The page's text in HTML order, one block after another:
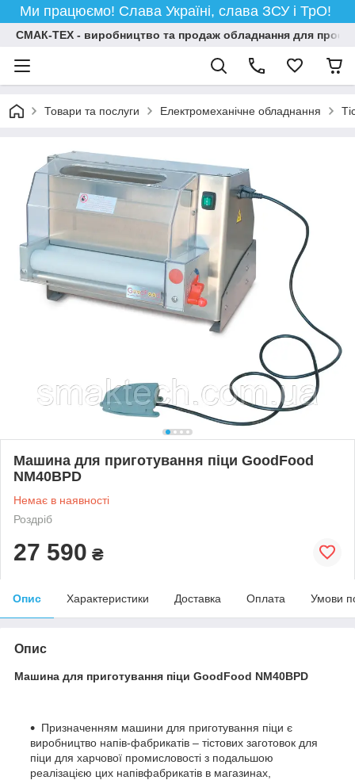
Ми працюємо! Слава Україні, слава ЗСУ і ТрО!
СМАК-ТЕХ - виробництво та продаж обладнання для
Товари та послуги Електромеханічне обладнання
Машина для приготування піци GoodFood
NM40BPD
Немає в наявності
Роздріб
27 590 ₴
Опис Характеристики Доставка Оплата Умови
Опис
Машина для приготування піци GoodFood NM40BPD
Призначенням машини для приготування піци є
виробництво напів-фабрикатів – тістових заготовок для
піци для харчової промисловості з подальшою
реалізацією цих напівфабрикатів в магазинах,